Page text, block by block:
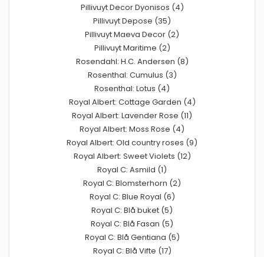
Pillivuyt Decor Dyonisos (4)
Pillivuyt Depose (35)
Pillivuyt Maeva Decor (2)
Pillivuyt Maritime (2)
Rosendahl: H.C. Andersen (8)
Rosenthal: Cumulus (3)
Rosenthal: Lotus (4)
Royal Albert: Cottage Garden (4)
Royal Albert: Lavender Rose (11)
Royal Albert: Moss Rose (4)
Royal Albert: Old country roses (9)
Royal Albert: Sweet Violets (12)
Royal C: Asmild (1)
Royal C: Blomsterhorn (2)
Royal C: Blue Royal (6)
Royal C: Blå buket (5)
Royal C: Blå Fasan (5)
Royal C: Blå Gentiana (5)
Royal C: Blå Vifte (17)